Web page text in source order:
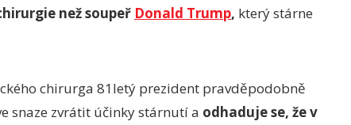
než soupeř Donald Trump, který stárne
chirurga 81letý prezident pravděpodobně
snaze zvrátit účinky stárnutí a odhaduje se, že v